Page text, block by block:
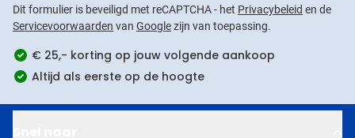
Dit formulier is beveiligd met reCAPTCHA - het Privacybeleid en de
Servicevoorwaarden van Googlezijn van toepassing.
€ 25,- korting op jouw volgende aankoop
Altijd als eerste op de hoogte